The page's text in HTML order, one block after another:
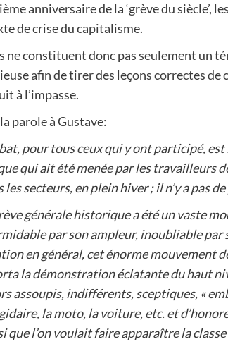
anniversaire de la ‘grève du siècle’,
de crise du capitalisme.
ne constituent donc pas seulement un
afin de tirer des leçons correctes
à l’impasse.
parole à Gustave:
pour tous ceux qui y ont participé, est
qui ait été menée par les travailleurs
les secteurs, en plein hiver ; il n’y a pas
générale historique a été un vaste
par son ampleur, inoubliable par
en général, cet énorme mouvement
la démonstration éclatante du haut
assoupis, indifférents, sceptiques, «
la moto, la voiture, etc. et
que l’on voulait faire apparaître la